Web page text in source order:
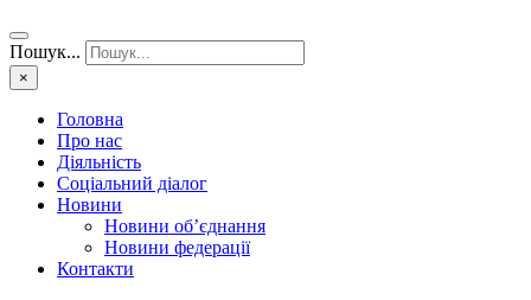
Пошук...
×
Головна
Про нас
Діяльність
Соціальний діалог
Новини
Новини об’єднання
Новини федерації
Контакти